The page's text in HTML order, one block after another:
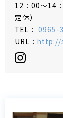
12：00～14
定休）
TEL： 0965-
URL： http://